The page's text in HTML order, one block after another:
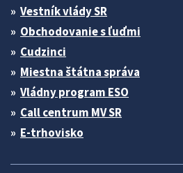
Vestník vlády SR
Obchodovanie s ľuďmi
Cudzinci
Miestna štátna správa
Vládny program ESO
Call centrum MV SR
E-trhovisko